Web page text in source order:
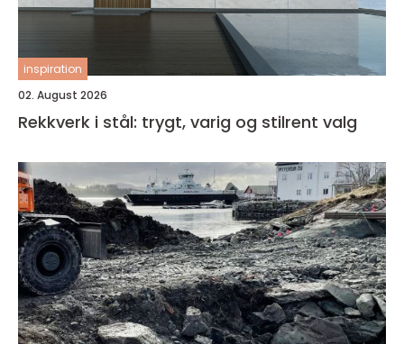
inspiration
02. August 2026
Rekkverk i stål: trygt, varig og stilrent valg